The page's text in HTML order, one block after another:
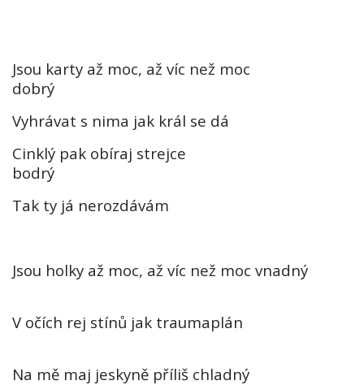
Jsou karty až moc, až víc než moc
dobrý
Vyhrávat s nima jak král se dá
Cinklý pak obíraj strejce
bodrý
Tak ty já nerozdávám
Jsou holky až moc, až víc než moc vnadný
V očích rej stínů jak traumaplán
Na mě maj jeskyně příliš chladný